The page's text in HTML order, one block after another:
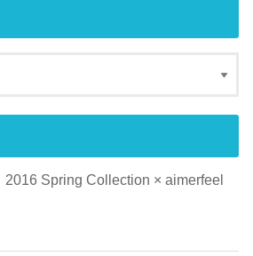
2016 Spring Collection × aimerfeel